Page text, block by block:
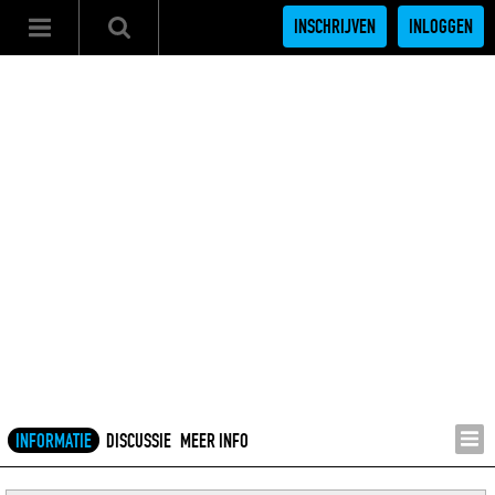
INSCHRIJVEN INLOGGEN
INFORMATIE DISCUSSIE MEER INFO